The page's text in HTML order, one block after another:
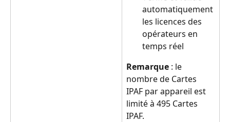
automatiquement
les licences des
opérateurs en
temps réel
Remarque : le
nombre de Cartes
IPAF par appareil est
limité à 495 Cartes
IPAF.